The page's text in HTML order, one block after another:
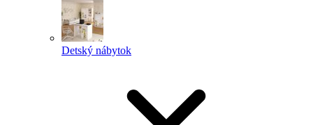
Detský nábytok